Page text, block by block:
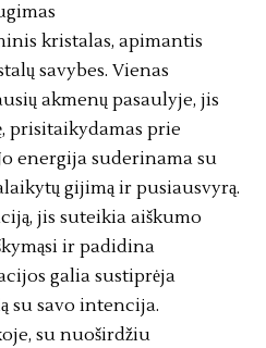
kristalas, apimantis
savybes. Vienas
akmenų pasaulyje, jis
prisitaikydamas prie
energija suderinama su
gijimą ir pusiausvyrą.
jis suteikia aiškumo
ir padidina
galia sustiprėja
su savo intencija.
su nuoširdžiu